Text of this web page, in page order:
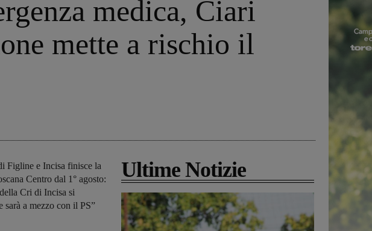
medica, Ciari
mette a rischio il
Figline e Incisa finisce la
Centro dal 1° agosto:
Cri di Incisa si
a mezzo con il PS”
Ultime Notizie